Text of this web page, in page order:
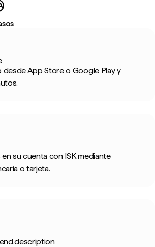
desde App Store o Google Play y
su cuenta con ISK mediante
o tarjeta.